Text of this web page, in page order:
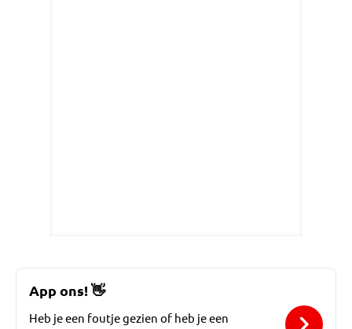
App ons!👋
Heb je een foutje gezien of heb je een